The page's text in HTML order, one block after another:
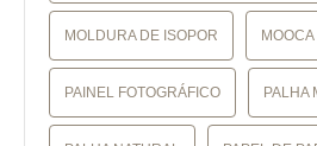
MOLDURA DE ISOPOR MOOCA
PAINEL FOTOGRÁFICO PALHA